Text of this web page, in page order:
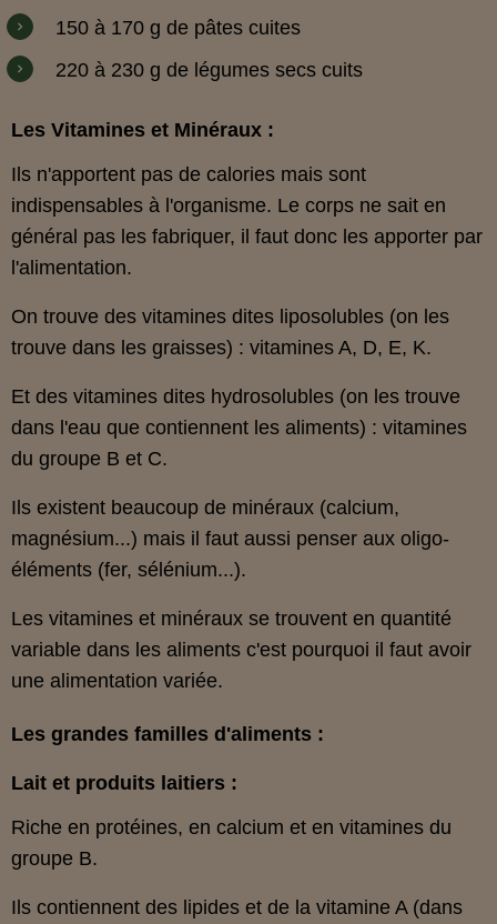
150 à 170 g de pâtes cuites
220 à 230 g de légumes secs cuits
Les Vitamines et Minéraux :
Ils n'apportent pas de calories mais sont
indispensables à l'organisme. Le corps ne sait en
général pas les fabriquer, il faut donc les apporter par
l'alimentation.
On trouve des vitamines dites liposolubles (on les
trouve dans les graisses) : vitamines A, D, E, K.
Et des vitamines dites hydrosolubles (on les trouve
dans l'eau que contiennent les aliments) : vitamines
du groupe B et C.
Ils existent beaucoup de minéraux (calcium,
magnésium...) mais il faut aussi penser aux oligo-
éléments (fer, sélénium...).
Les vitamines et minéraux se trouvent en quantité
variable dans les aliments c'est pourquoi il faut avoir
une alimentation variée.
Les grandes familles d'aliments :
Lait et produits laitiers :
Riche en protéines, en calcium et en vitamines du
groupe B.
Ils contiennent des lipides et de la vitamine A (dans